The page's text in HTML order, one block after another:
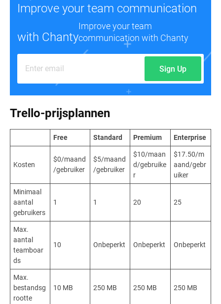
Improve your team communication
with Chanty
Improve your team
communication with Chanty
Sign Up
Trello-prijsplannen
Free Standard Premium Enterprise
Kosten
$0/maand
/gebruiker
$5/maand
/gebruiker
$10/maan
d/gebruike
r
$17.50/m
aand/gebr
uiker
Minimaal
aantal
gebruikers
1 1 20 25
Max.
aantal
teamboar
ds
10 Onbeperkt Onbeperkt Onbeperkt
Max.
bestandsg
rootte
10 MB 250 MB 250 MB 250 MB